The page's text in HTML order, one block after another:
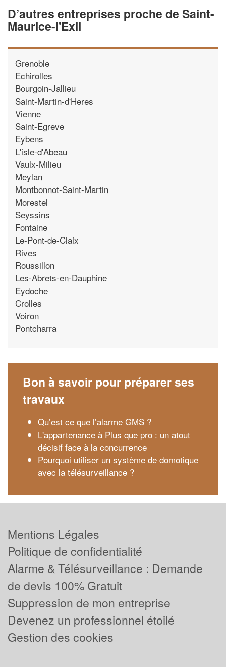
D’autres entreprises proche de Saint-
Maurice-l'Exil
Grenoble
Echirolles
Bourgoin-Jallieu
Saint-Martin-d'Heres
Vienne
Saint-Egreve
Eybens
L'isle-d'Abeau
Vaulx-Milieu
Meylan
Montbonnot-Saint-Martin
Morestel
Seyssins
Fontaine
Le-Pont-de-Claix
Rives
Roussillon
Les-Abrets-en-Dauphine
Eydoche
Crolles
Voiron
Pontcharra
Bon à savoir pour préparer ses
travaux
Qu’est ce que l’alarme GMS ?
L'appartenance à Plus que pro : un atout
décisif face à la concurrence
Pourquoi utiliser un système de domotique
avec la télésurveillance ?
Mentions Légales
Politique de confidentialité
Alarme & Télésurveillance : Demande
de devis 100% Gratuit
Suppression de mon entreprise
Devenez un professionnel étoilé
Gestion des cookies